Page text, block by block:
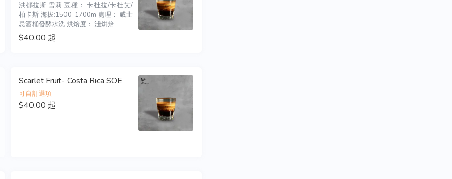
洪都拉斯 雪莉 豆種： 卡杜拉/卡杜艾/
柏卡斯 海拔:1500-1700m 處理： 威士
忌酒桶發酵水洗 烘焙度： 淺烘焙
$40.00 起
Scarlet Fruit- Costa Rica SOE
可自訂選項
$40.00 起